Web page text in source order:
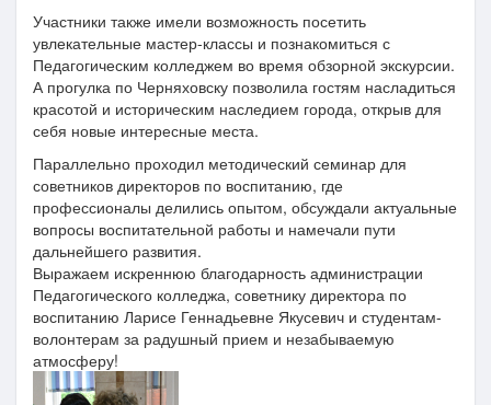
Участники также имели возможность посетить
увлекательные мастер-классы и познакомиться с
Педагогическим колледжем во время обзорной экскурсии.
А прогулка по Черняховску позволила гостям насладиться
красотой и историческим наследием города, открыв для
себя новые интересные места.
Параллельно проходил методический семинар для
советников директоров по воспитанию, где
профессионалы делились опытом, обсуждали актуальные
вопросы воспитательной работы и намечали пути
дальнейшего развития.
Выражаем искреннюю благодарность администрации
Педагогического колледжа, советнику директора по
воспитанию Ларисе Геннадьевне Якусевич и студентам-
волонтерам за радушный прием и незабываемую
атмосферу!